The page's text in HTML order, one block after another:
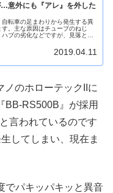
…意外にも『アレ』を外した
転車の足まわりから発生する異
。主な原因はチューブのねじ
ブの劣化などですが、見落とし
2019.04.11
ノのホローテックIIに
BB-RS500B』が採用
言われているのです
してしまい、現在ま
でパキッパキッと異音